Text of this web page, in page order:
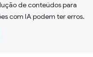
de conteúdos para
com IA podem ter erros.